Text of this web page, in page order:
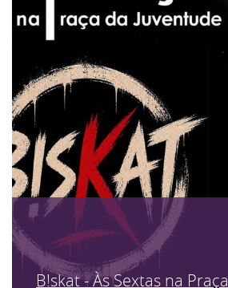
B!skat - Às Sextas na Praça